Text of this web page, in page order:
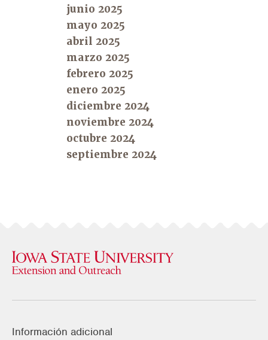
junio 2025
mayo 2025
abril 2025
marzo 2025
febrero 2025
enero 2025
diciembre 2024
noviembre 2024
octubre 2024
septiembre 2024
Información adicional